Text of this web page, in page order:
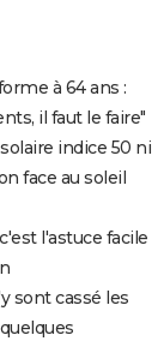
à 64 ans :
il faut le faire"
indice 50 ni
face au soleil
l'astuce facile
sont cassé les